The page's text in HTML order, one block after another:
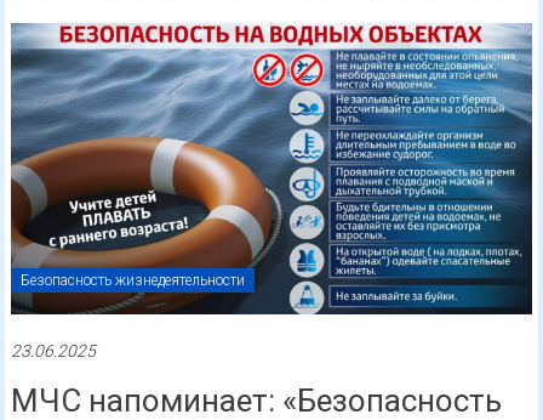
Безопасность жизнедеятельности
23.06.2025
МЧС напоминает: «Безопасность